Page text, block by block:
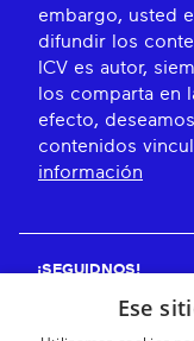
embargo, usted
difundir los
ICV es autor,
los comparta en
efecto,
contenidos
información
¡SEGUIDNOS!
Ese